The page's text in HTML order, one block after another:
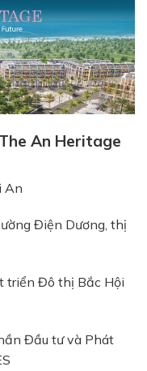
An Heritage
An
Điện Dương, thị
triển Đô thị Bắc Hội
Đầu tư và Phát